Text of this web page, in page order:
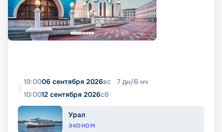
19:0006 сентября 2026вс 7 дн/6 нч
10:0012 сентября 2026сб
Урал
ЭКОНОМ